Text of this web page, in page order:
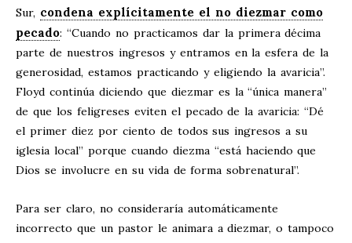
Sur, condena explícitamente el no diezmar como
pecado: “Cuando no practicamos dar la primera décima
parte de nuestros ingresos y entramos en la esfera de la
generosidad, estamos practicando y eligiendo la avaricia”.
Floyd continúa diciendo que diezmar es la “única manera”
de que los feligreses eviten el pecado de la avaricia: “Dé
el primer diez por ciento de todos sus ingresos a su
iglesia local” porque cuando diezma “está haciendo que
Dios se involucre en su vida de forma sobrenatural”.
Para ser claro, no consideraría automáticamente
incorrecto que un pastor le animara a diezmar, o tampoco